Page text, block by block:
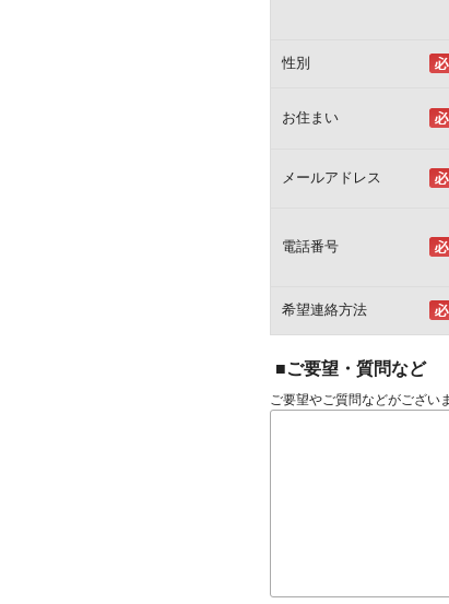
性別
お住まい
メールアドレス
電話番号
希望連絡方法
■ご要望・質問など
ご要望やご質問などがござい